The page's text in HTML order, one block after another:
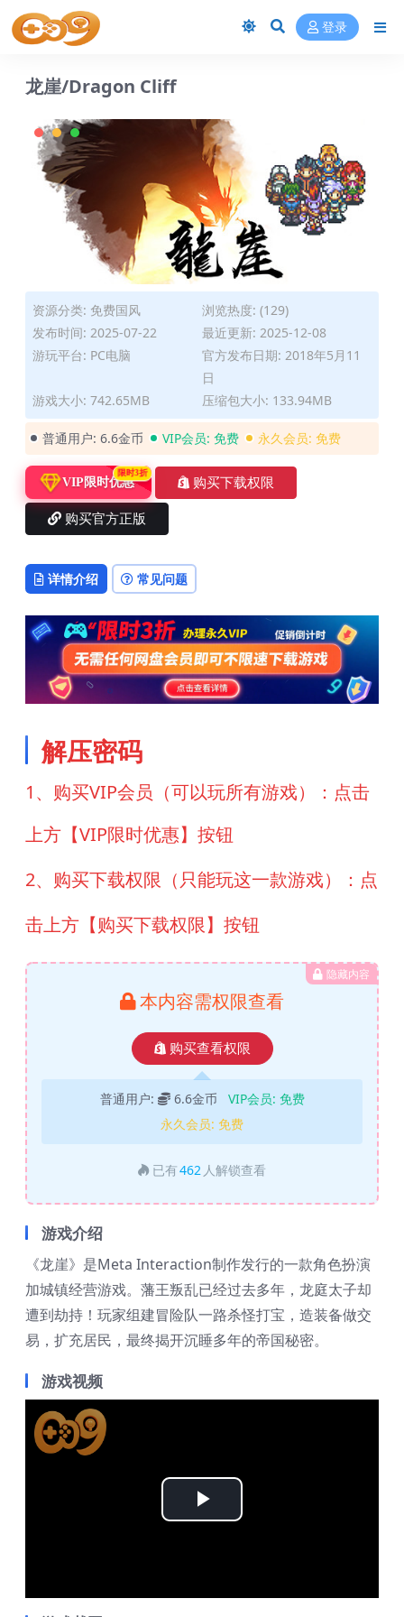
登录
龙崖/Dragon Cliff
资源分类: 免费国风
浏览热度: (129)
发布时间: 2025-07-22
最近更新: 2025-12-08
游玩平台: PC电脑
官方发布日期: 2018年5月11
日
游戏大小: 742.65MB
压缩包大小: 133.94MB
普通用户: 6.6金币 VIP会员: 免费 永久会员: 免费
VIP限时优惠
限时3折
购买下载权限
购买官方正版
详情介绍 常见问题
解压密码
1、购买VIP会员（可以玩所有游戏）：点击
上方【VIP限时优惠】按钮
2、购买下载权限（只能玩这一款游戏）：点
击上方【购买下载权限】按钮
隐藏内容
本内容需权限查看
购买查看权限
普通用户: 6.6金币 VIP会员: 免费
永久会员: 免费
已有462 人解锁查看
游戏介绍
《龙崖》是Meta Interaction制作发行的一款角色扮演
加城镇经营游戏。藩王叛乱已经过去多年，龙庭太子却
遭到劫持！玩家组建冒险队一路杀怪打宝，造装备做交
易，扩充居民，最终揭开沉睡多年的帝国秘密。
游戏视频
Play